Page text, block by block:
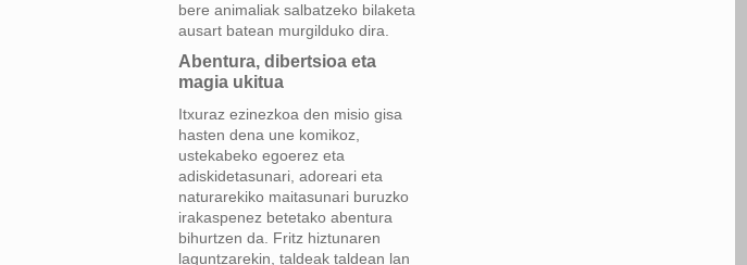
bere animaliak salbatzeko bilaketa
ausart batean murgilduko dira.
Abentura, dibertsioa eta
magia ukitua
Itxuraz ezinezkoa den misio gisa
hasten dena une komikoz,
ustekabeko egoerez eta
adiskidetasunari, adoreari eta
naturarekiko maitasunari buruzko
irakaspenez betetako abentura
bihurtzen da. Fritz hiztunaren
laguntzarekin, taldeak taldean lan